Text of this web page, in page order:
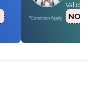
*Condition Apply
Validity